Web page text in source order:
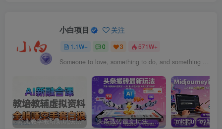
小白项目 关注
1.1W+ 0 3 571W+
Someone to love, something to do, and something to hope for.
育儿教学教培新玩法，AI生成教学视频，市场大，操作简单，变现天花板非常高 头条搬砖最新玩法，文章+视频用AI全搞定，一天5张+不是问题，每天只需10分钟